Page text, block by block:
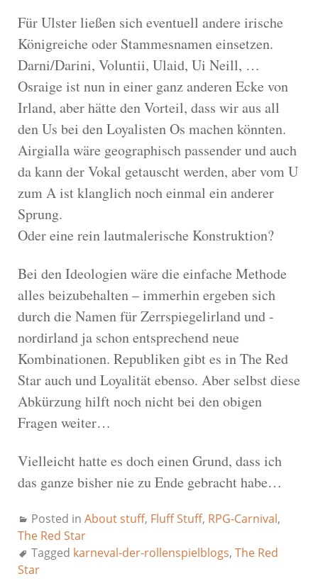
Für Ulster ließen sich eventuell andere irische
Königreiche oder Stammesnamen einsetzen.
Darni/Darini, Voluntii, Ulaid, Ui Neill, …
Osraige ist nun in einer ganz anderen Ecke von
Irland, aber hätte den Vorteil, dass wir aus all
den Us bei den Loyalisten Os machen könnten.
Airgialla wäre geographisch passender und auch
da kann der Vokal getauscht werden, aber vom U
zum A ist klanglich noch einmal ein anderer
Sprung.
Oder eine rein lautmalerische Konstruktion?
Bei den Ideologien wäre die einfache Methode
alles beizubehalten – immerhin ergeben sich
durch die Namen für Zerrspiegelirland und -
nordirland ja schon entsprechend neue
Kombinationen. Republiken gibt es in The Red
Star auch und Loyalität ebenso. Aber selbst diese
Abkürzung hilft noch nicht bei den obigen
Fragen weiter…
Vielleicht hatte es doch einen Grund, dass ich
das ganze bisher nie zu Ende gebracht habe…
Posted in About stuff, Fluff Stuff, RPG-Carnival,
The Red Star
Tagged karneval-der-rollenspielblogs, The Red
Star